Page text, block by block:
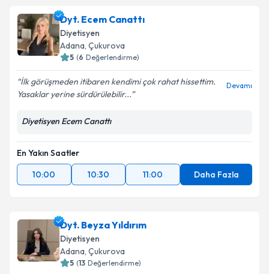
Dyt. Ecem Canattı
Diyetisyen
Adana, Çukurova
5 (6 Değerlendirme)
İlk görüşmeden itibaren kendimi çok rahat hissettim.
Yasaklar yerine sürdürülebilir...
Devamı
Diyetisyen Ecem Canattı
En Yakın Saatler
10:00
10:30 11:00 Daha Fazla
Dyt. Beyza Yıldırım
Diyetisyen
Adana, Çukurova
5 (13 Değerlendirme)